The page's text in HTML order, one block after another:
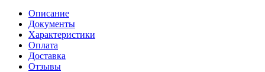
Описание
Документы
Характеристики
Оплата
Доставка
Отзывы